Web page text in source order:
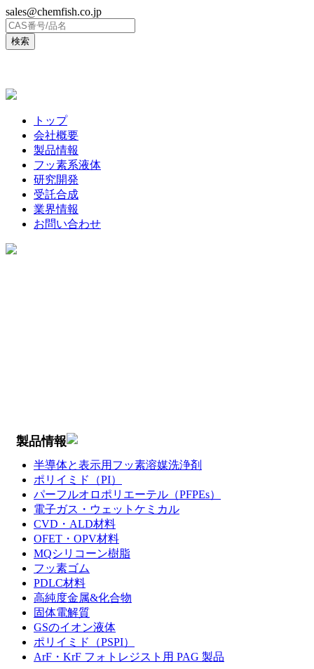
sales@chemfish.co.jp
トップ
会社概要
製品情報
フッ素系液体
研究開発
受託合成
業界情報
お問い合わせ
製品情報
半導体と表示用フッ素溶媒洗浄剤
ポリイミド（PI）
パーフルオロポリエーテル（PFPEs）
電子ガス・ウェットケミカル
CVD・ALD材料
OFET・OPV材料
MQシリコーン樹脂
フッ素ゴム
PDLC材料
高純度金属&化合物
固体電解質
GSのイオン液体
ポリイミド（PSPI）
ArF・KrF フォトレジスト用 PAG 製品